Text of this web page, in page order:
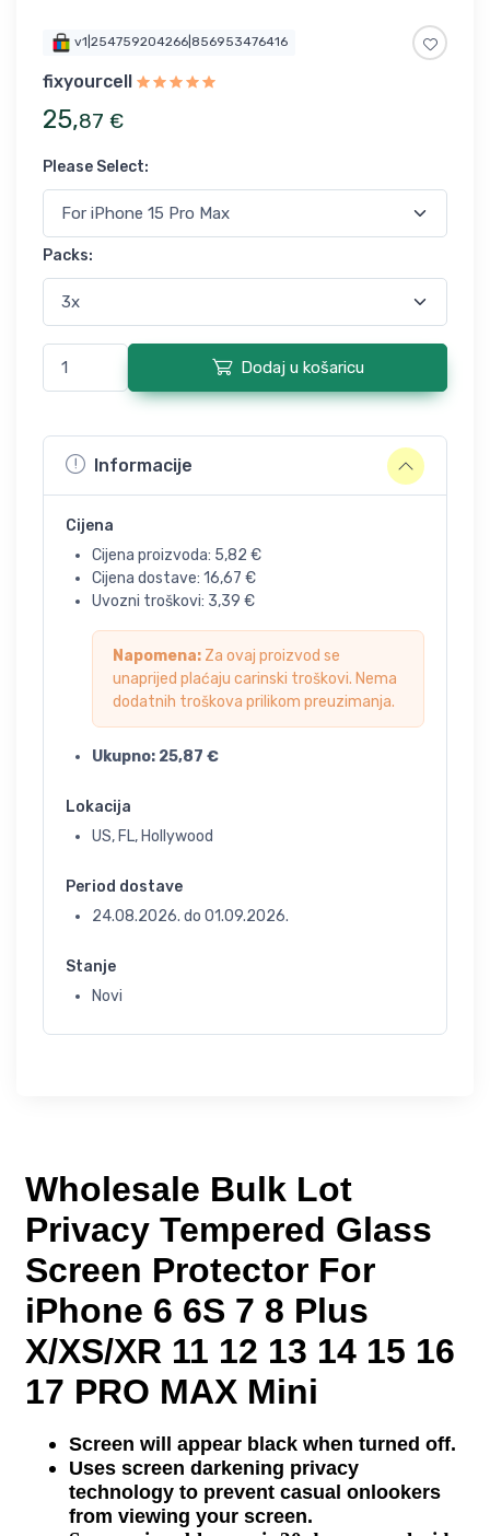
v1|254759204266|856953476416
fixyourcell
25,87 €
Please Select:
Packs:
Dodaj u košaricu
Informacije
Cijena
Cijena proizvoda: 5,82 €
Cijena dostave: 16,67 €
Uvozni troškovi: 3,39 €
Napomena: Za ovaj proizvod se
unaprijed plaćaju carinski troškovi. Nema
dodatnih troškova prilikom preuzimanja.
Ukupno: 25,87 €
Lokacija
US, FL, Hollywood
Period dostave
24.08.2026. do 01.09.2026.
Stanje
Novi